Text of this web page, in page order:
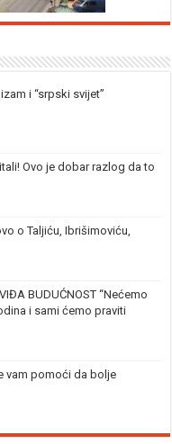
i “srpski svijet”
Ovo je dobar razlog da to
o Taljiću, Ibrišimoviću,
BUDUĆNOST “Nećemo
i sami ćemo praviti
vam pomoći da bolje